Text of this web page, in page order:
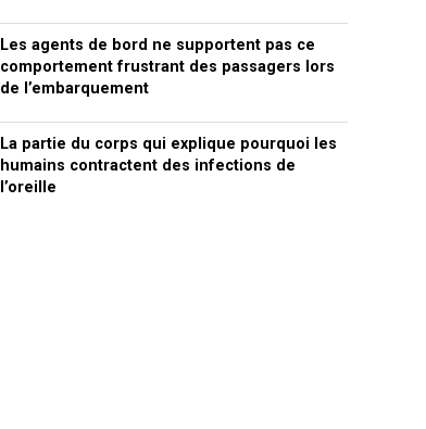
Les agents de bord ne supportent pas ce
comportement frustrant des passagers lors
de l’embarquement
La partie du corps qui explique pourquoi les
humains contractent des infections de
l’oreille